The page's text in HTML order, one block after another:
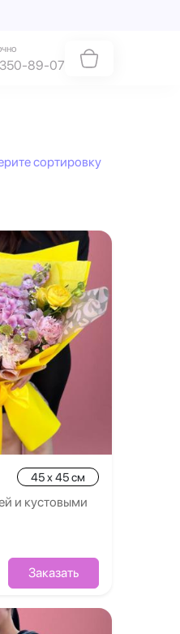
89-07
45 x 45 см
и кустовыми
Заказать